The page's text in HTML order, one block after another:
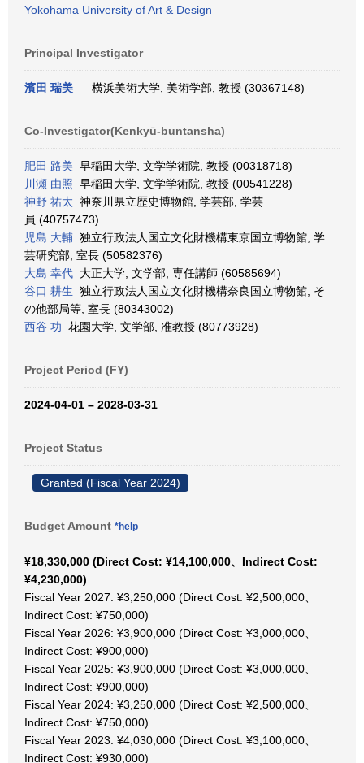
Yokohama University of Art & Design
Principal Investigator
濱田 瑞美 横浜美術大学, 美術学部, 教授 (30367148)
Co-Investigator(Kenkyū-buntansha)
肥田 路美 早稲田大学, 文学学術院, 教授 (00318718)
川瀬 由照 早稲田大学, 文学学術院, 教授 (00541228)
神野 祐太 神奈川県立歴史博物館, 学芸部, 学芸
員 (40757473)
児島 大輔 独立行政法人国立文化財機構東京国立博物館, 学
芸研究部, 室長 (50582376)
大島 幸代 大正大学, 文学部, 専任講師 (60585694)
谷口 耕生 独立行政法人国立文化財機構奈良国立博物館, そ
の他部局等, 室長 (80343002)
西谷 功 花園大学, 文学部, 准教授 (80773928)
Project Period (FY)
2024-04-01 – 2028-03-31
Project Status
Granted (Fiscal Year 2024)
Budget Amount *help
¥18,330,000 (Direct Cost: ¥14,100,000、Indirect Cost:
¥4,230,000)
Fiscal Year 2027: ¥3,250,000 (Direct Cost: ¥2,500,000、
Indirect Cost: ¥750,000)
Fiscal Year 2026: ¥3,900,000 (Direct Cost: ¥3,000,000、
Indirect Cost: ¥900,000)
Fiscal Year 2025: ¥3,900,000 (Direct Cost: ¥3,000,000、
Indirect Cost: ¥900,000)
Fiscal Year 2024: ¥3,250,000 (Direct Cost: ¥2,500,000、
Indirect Cost: ¥750,000)
Fiscal Year 2023: ¥4,030,000 (Direct Cost: ¥3,100,000、
Indirect Cost: ¥930,000)